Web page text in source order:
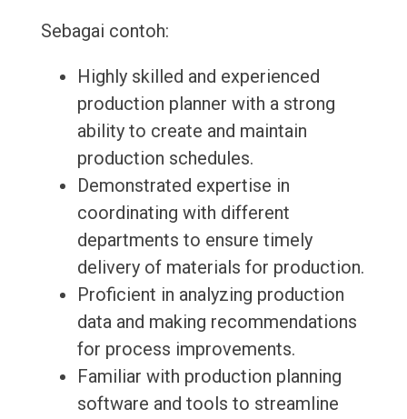
Sebagai contoh:
Highly skilled and experienced
production planner with a strong
ability to create and maintain
production schedules.
Demonstrated expertise in
coordinating with different
departments to ensure timely
delivery of materials for production.
Proficient in analyzing production
data and making recommendations
for process improvements.
Familiar with production planning
software and tools to streamline